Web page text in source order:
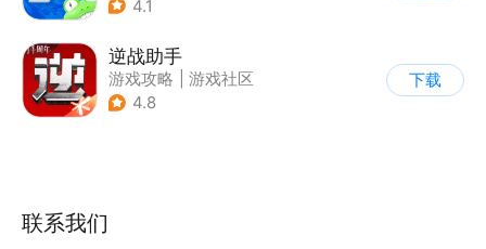
4.1
逆战助手
游戏攻略
游戏社区
4.8
下载
联系我们